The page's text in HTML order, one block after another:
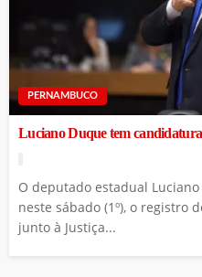
PERNAMBUCO
Luciano Duque tem
O deputado estadual
neste sábado (1º), o registro
junto à Justiça...